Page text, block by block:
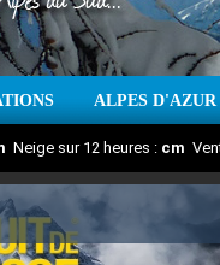
ALPES D'AZUR
Neige sur 12 heures : cm